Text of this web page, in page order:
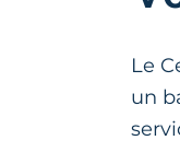
Le
un